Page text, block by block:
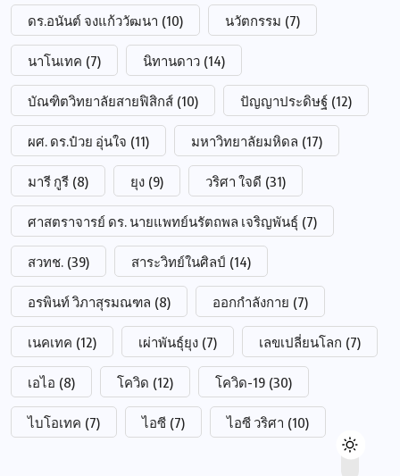
ดร.อนันต์ จงแก้ววัฒนา (10) นวัตกรรม (7)
นาโนเทค (7) นิทานดาว (14)
บัณฑิตวิทยาลัยสายฟิสิกส์ (10) ปัญญาประดิษฐ์ (12)
ผศ. ดร.ป๋วย อุ่นใจ (11) มหาวิทยาลัยมหิดล (17)
มารี กูรี (8) ยุง (9) วริศา ใจดี (31)
ศาสตราจารย์ ดร. นายแพทย์นรัตถพล เจริญพันธุ์ (7)
สวทช. (39) สาระวิทย์ในศิลป์ (14)
อรพินท์ วิภาสุรมณฑล (8) ออกกำลังกาย (7)
เนคเทค (12) เผ่าพันธุ์ยุง (7) เลขเปลี่ยนโลก (7)
เอไอ (8) โควิด (12) โควิด-19 (30)
ไบโอเทค (7) ไอซี (7) ไอซี วริศา (10)